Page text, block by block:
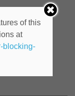
of this
at
blocking-